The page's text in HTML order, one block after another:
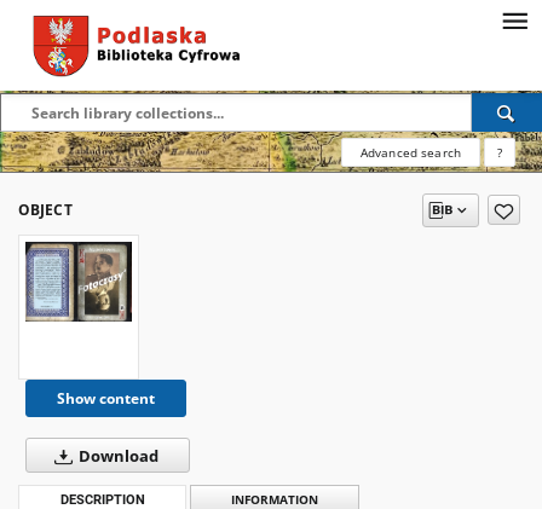
Advanced search ?
OBJECT
Show content
Download
DESCRIPTION INFORMATION